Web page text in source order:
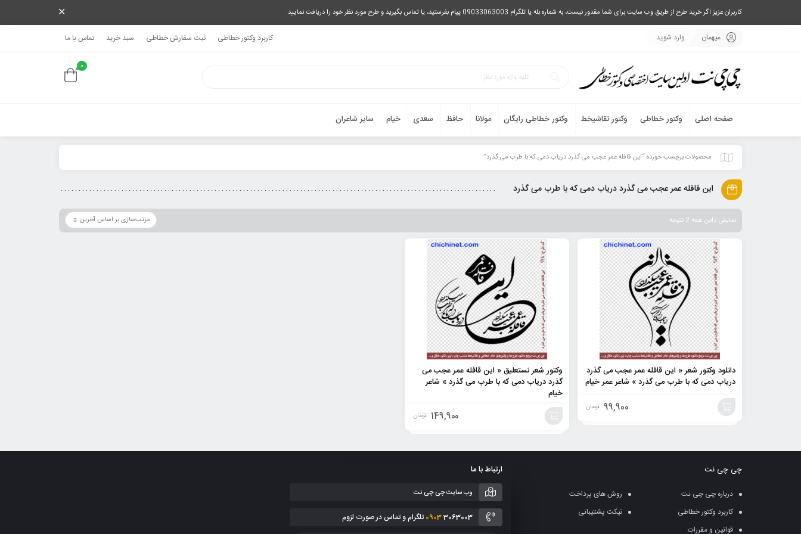
کاربران عزیز اگر خرید طرح از طریق وب سایت برای شما مقدور نیست، به شماره بله یا تلگرام 09033063003 پیام بفرستید، یا تماس بگیرید و طرح مورد نظر خود را دریافت نمایید.
میهمان وارد شوید کاربرد وکتور خطاطی ثبت سفارش خطاطی سبد خرید تماس با ما
0
صفحه اصلی وکتور خطاطی وکتور نقاشیخط وکتور خطاطی رایگان مولانا حافظ سعدی خیام سایر شاعران
محصولات برچسب خورده “این قافله عمر عجب می گذرد دریاب دمی که با طرب می گذرد”
این قافله عمر عجب می گذرد دریاب دمی که با طرب می گذرد
نمایش دادن همه 2 نتیجه
دانلود وکتور شعر « این قافله عمر عجب می گذرد
دریاب دمی که با طرب می گذرد » شاعر عمر خیام
99,900 تومان
به
سبد
وکتور شعر نستعلیق « این قافله عمر عجب می
گذرد دریاب دمی که با طرب می گذرد » شاعر
خیام
149,900 تومان
چی چی نت
درباره چی چی نت
روش های پرداخت
کاربرد وکتور خطاطی
تیکت پشتیبانی
قوانین و مقررات
ارتباط با ما
وب سایت چی چی نت
09033063003 تلگرام و تماس در صورت لزوم